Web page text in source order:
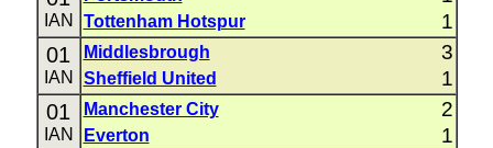
IAN Tottenham Hotspur 1
01
IAN
Middlesbrough 3
Sheffield United 1
01
IAN
Manchester City 2
Everton 1